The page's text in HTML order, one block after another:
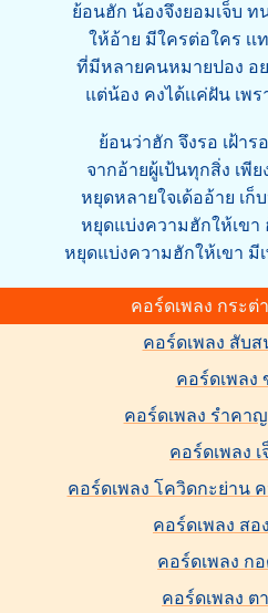
ย้อนฮัก น้องจึงยอมเจ็บ
ให้อ้าย มีใครต่อใคร เ
ที่มีหลายคนหมายปอง อ
แต่น้อง คงได้เเค่ฝัน เพร
ย้อนว่าฮัก จึงรอ เฝ้าร
จากอ้ายผู้เป้นทุกสิ่ง เพีย
หยุดหลายใจเด้ออ้าย เก็
หยุดแบ่งความฮักให้เขา
หยุดแบ่งความฮักให้เขา มี
คอร์ดเพลง กระ
คอร์ดเพลง สับ
คอร์ดเพลง
คอร์ดเพลง รำคา
คอร์ดเพลง
คอร์ดเพลง โควิดกะย่าน
คอร์ดเพลง สอ
คอร์ดเพลง กอ
คอร์ดเพลง ต